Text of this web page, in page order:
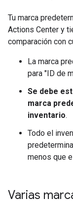
Tu marca
Actions Center y
comparación con
La marca
para "ID de
Se debe
marca
inventario.
Todo el
menos que
Varias